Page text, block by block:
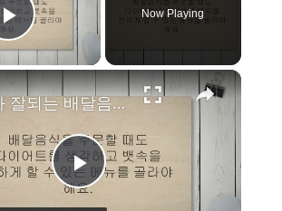
Play Video
Now Playing
×
P
소화 잘되는 배달음식 12가지 어떤 것이 있을까요?